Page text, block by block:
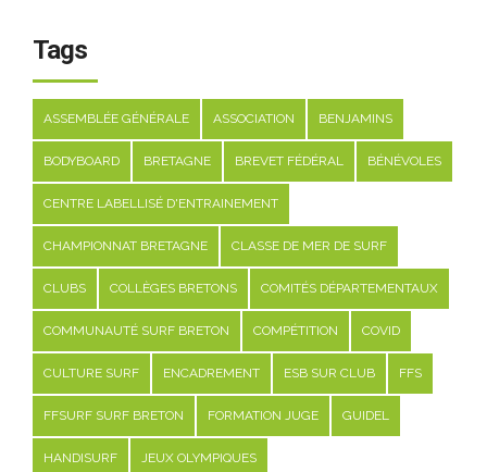
Tags
ASSEMBLÉE GÉNÉRALE ASSOCIATION BENJAMINS
BODYBOARD BRETAGNE BREVET FÉDÉRAL BÉNÉVOLES
CENTRE LABELLISÉ D'ENTRAINEMENT
CHAMPIONNAT BRETAGNE CLASSE DE MER DE SURF
CLUBS COLLÈGES BRETONS COMITÉS DÉPARTEMENTAUX
COMMUNAUTÉ SURF BRETON COMPÉTITION COVID
CULTURE SURF ENCADREMENT ESB SUR CLUB FFS
FFSURF SURF BRETON FORMATION JUGE GUIDEL
HANDISURF JEUX OLYMPIQUES